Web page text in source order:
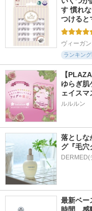
す 慣れ
つける
ヴィーガ
ランキング
【
ゆらぎ
ェイスマ
ルルルン
落としな
グ『毛穴
最新ベー